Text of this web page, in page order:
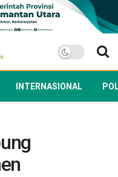
INTERNASIONAL